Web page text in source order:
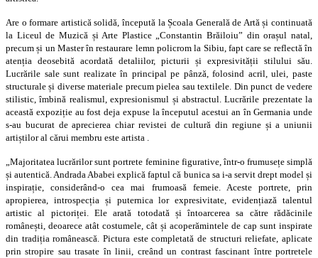
Are o formare artistică solidă, începută la Școala Generală de Artă și continuată
la Liceul de Muzică și Arte Plastice „Constantin Brăiloiu” din orașul natal,
precum și un Master în restaurare lemn policrom la Sibiu, fapt care se reflectă în
atenția deosebită acordată detaliilor, picturii și expresivității stilului său.
Lucrările sale sunt realizate în principal pe pânză, folosind acril, ulei, paste
structurale și diverse materiale precum pielea sau textilele. Din punct de vedere
stilistic, îmbină realismul, expresionismul și abstractul. Lucrările prezentate la
această expoziție au fost deja expuse la începutul acestui an în Germania unde
s-au bucurat de aprecierea chiar revistei de cultură din regiune și a uniunii
artiștilor al cărui membru este artista .
„Majoritatea lucrărilor sunt portrete feminine figurative, într-o frumusețe simplă
și autentică. Andrada Ababei explică faptul că bunica sa i-a servit drept model și
inspirație, considerând-o cea mai frumoasă femeie. Aceste portrete, prin
apropierea, introspecția și puternica lor expresivitate, evidențiază talentul
artistic al pictoriței. Ele arată totodată și întoarcerea sa către rădăcinile
românești, deoarece atât costumele, cât și acoperămintele de cap sunt inspirate
din tradiția românească. Pictura este completată de structuri reliefate, aplicate
prin stropire sau trasate în linii, creând un contrast fascinant între portretele